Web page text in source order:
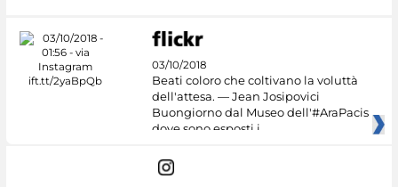
03/10/2018
Beati coloro che coltivano la voluttà
dell'attesa. — Jean Josipovici
Buongiorno dal Museo dell'#AraPacis
dove sono esposti i